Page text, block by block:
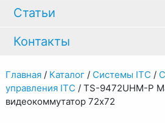
Статьи
Контакты
Главная/ Каталог/ Системы ITC /
управления ITC / TS-9472UHM-P
видеокоммутатор 72х72